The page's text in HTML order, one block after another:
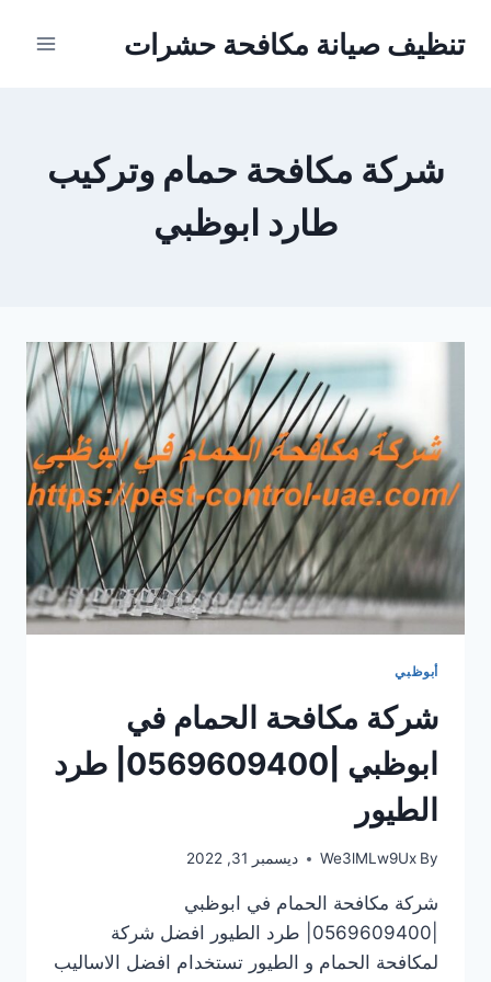
تنظيف صيانة مكافحة حشرات
شركة مكافحة حمام وتركيب
طارد ابوظبي
أبوظبي
شركة مكافحة الحمام في
ابوظبي |0569609400| طرد
الطيور
By
We3lMLw9Ux ديسمبر 31, 2022
شركة مكافحة الحمام في ابوظبي
|0569609400| طرد الطيور افضل شركة
لمكافحة الحمام و الطيور تستخدام افضل الاساليب